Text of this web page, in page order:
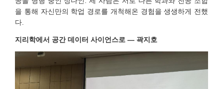
을 통해 자신만의 학업 경로를 개척해온 경험을 생생하게 전했
다.
지리학에서 공간 데이터 사이언스로 — 곽지호